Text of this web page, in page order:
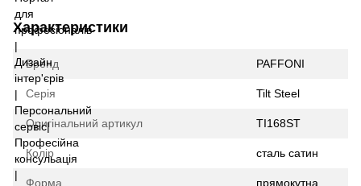
Характеристики
Бренд PAFFONI
Серія Tilt Steel
Оригінальний артикул TI168ST
Колір сталь сатин
Форма прямокутна